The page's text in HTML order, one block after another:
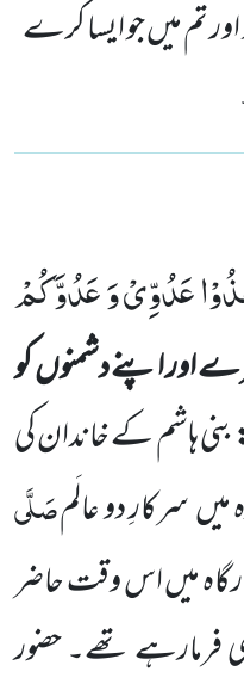
اور تم میں جو ایسا کرے
عَدُوِّیْ وَ عَدُوَّكُمْ
اور اپنے دشمنوںکو
بنی ہاشم کے خاندان کی
میںسرکارِ دو عالَمصَلَّی
میں اس وقت حاضر
فرمارہے تھے۔ حضور